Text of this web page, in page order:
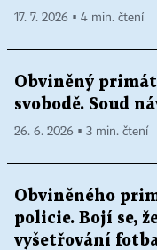
17. 7. 2026 ▪ 4 min. čtení
Obviněný
svobodě. Soud
26. 6. 2026 ▪ 3 min. čtení
Obviněného
policie. Bojí se,
vyšetřování